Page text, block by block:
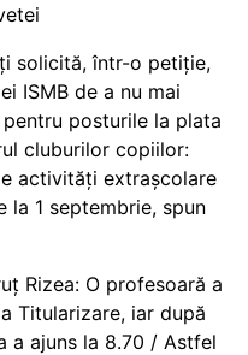
solicită, într-o petiție,
ISMB de a nu mai
posturile la plata
cluburilor copiilor:
activități extrașcolare
la 1 septembrie, spun
Rizea: O profesoară a
Titularizare, iar după
a ajuns la 8.70 / Astfel